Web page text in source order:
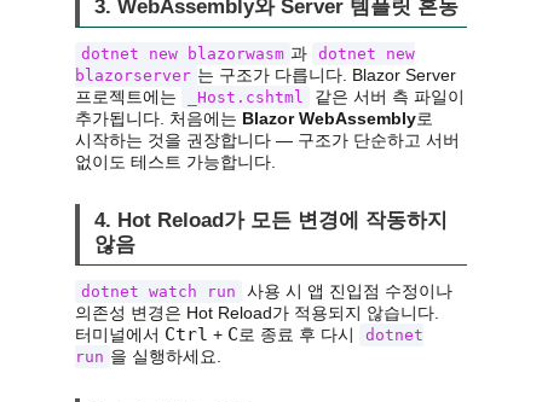
3. WebAssembly와 Server 템플릿 혼동
dotnet new blazorwasm 과 dotnet new
blazorserver 는 구조가 다릅니다. Blazor Server
프로젝트에는
_Host.cshtml
같은 서버 측 파일이
추가됩니다. 처음에는 Blazor WebAssembly로
시작하는 것을 권장합니다 — 구조가 단순하고 서버
없이도 테스트 가능합니다.
4. Hot Reload가 모든 변경에 작동하지
않음
dotnet watch run
사용 시 앱 진입점 수정이나
의존성 변경은 Hot Reload가 적용되지 않습니다.
터미널에서 Ctrl + C로 종료 후 다시
dotnet
run 을 실행하세요.